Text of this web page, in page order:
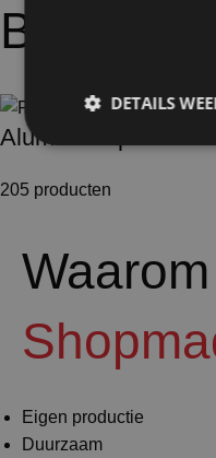
Aluminium profielen
205 producten
Waarom
Eigen productie
Duurzaam
DETAILS